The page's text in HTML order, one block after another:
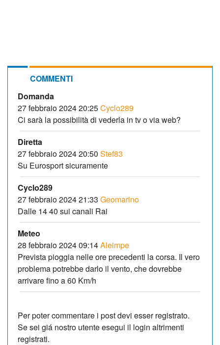
COMMENTI
Domanda
27 febbraio 2024 20:25Cyclo289
Ci sarà la possibilità di vederla in tv o via web?
Diretta
27 febbraio 2024 20:50 Stef83
Su Eurosport sicuramente
Cyclo289
27 febbraio 2024 21:33 Geomarino
Dalle 14 40 sui canali Rai
Meteo
28 febbraio 2024 09:14Aleimpe
Prevista pioggia nelle ore precedenti la corsa. Il vero
problema potrebbe darlo il vento, che dovrebbe
arrivare fino a 60 Km/h
Per poter commentare i post devi esser registrato.
Se sei giá nostro utente esegui il login altrimenti
registrati.